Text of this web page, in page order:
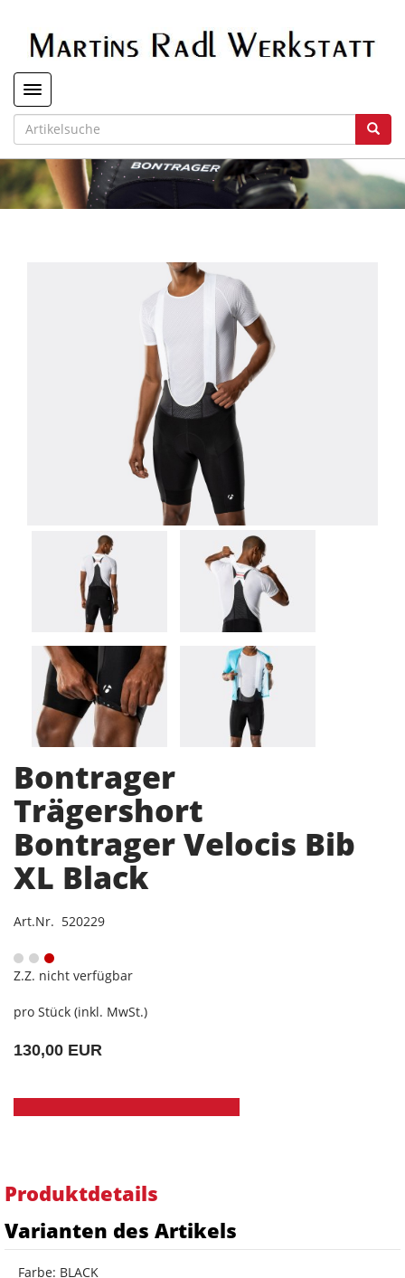
Toggle navigation
Bontrager
Trägershort
Bontrager Velocis Bib
XL Black
Art.Nr. 520229
Z.Z. nicht verfügbar
pro Stück (inkl. MwSt.)
130,00 EUR
Produktdetails
Varianten des Artikels
Farbe: BLACK